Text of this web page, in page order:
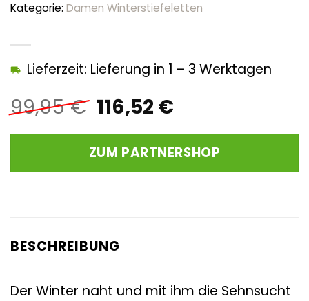
99,95€ Ursprünglicher
Preis
war:
99,95 €
116,52 €Aktueller
ist:
116,52 €.
Lieferzeit: Lieferung in 1 – 3 Werktagen
ZUM PARTNERSHOP
Kategorie: Damen Winterstiefeletten
BESCHREIBUNG
Der Winter naht und mit ihm die Sehnsucht